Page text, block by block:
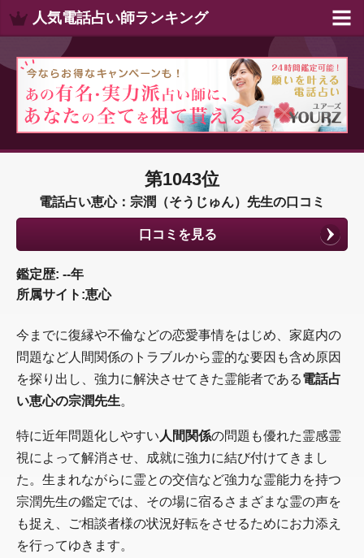
人気電話占い師ランキング
第1043位
電話占い恵心：宗潤（そうじゅん）先生の口コミ
口コミを見る
鑑定歴: --年
所属サイト:恵心
今までに復縁や不倫などの恋愛事情をはじめ、家庭内の
問題など人間関係のトラブルから霊的な要因も含め原因
を探り出し、強力に解決させてきた霊能者である電話占
い恵心の宗潤先生。
特に近年問題化しやすい 人間関係の問題も優れた霊感霊
視によって解消させ、成就に強力に結び付けてきまし
た。生まれながらに霊との交信など強力な霊能力を持つ
宗潤先生の鑑定では、その場に宿るさまざまな霊の声を
も捉え、ご相談者様の状況好転をさせるためにお力添え
を行ってゆきます。